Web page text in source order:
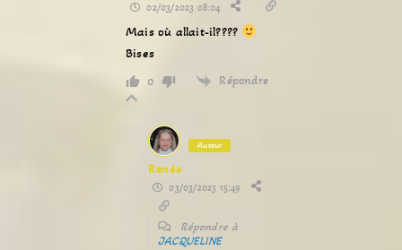
02/03/2023 08:04
Mais où allait-il????
Bises
0 Répondre
Auteur
Renée
03/03/2023 15:49
Répondre à
JACQUELINE